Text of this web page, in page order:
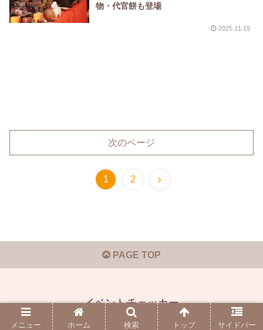
物・代官餅も登場
2025.11.19
次のページ
1 2
PAGE TOP
イベントチェッカー
© 2019-2026 イベントチェッカー.
メニュー ホーム 検索 トップ サイドバー